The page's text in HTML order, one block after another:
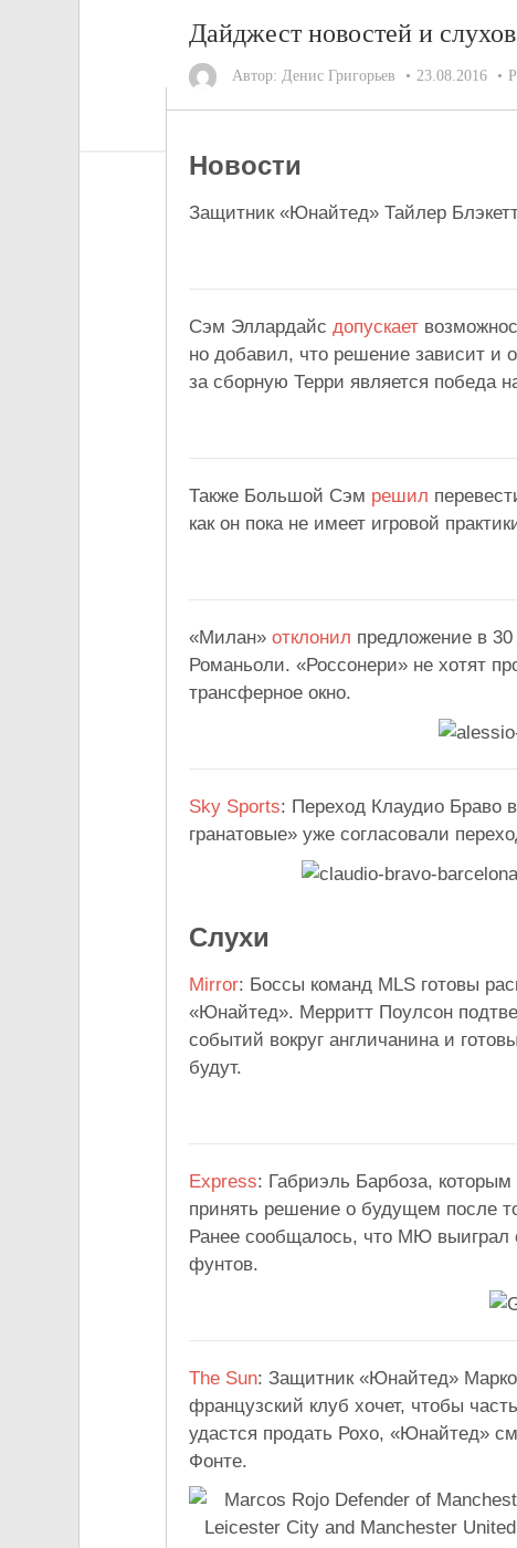
Дайджест новостей и слухов
Автор: Денис Григорьев 23.08.2016
Новости
Защитник «Юнайтед» Тайлер
Сэм Эллардайс допускает
но добавил, что решение зависит и
за сборную Терри является победа
Также Большой Сэм решил
как он пока не имеет игровой
«Милан» отклонил предложение в
Романьоли. «Россонери» не хотят
трансферное окно.
Sky Sports: Переход Клаудио Браво
гранатовые» уже согласовали
Слухи
Mirror: Боссы команд MLS готовы
«Юнайтед». Мерритт Поулсон
событий вокруг англичанина и
будут.
Express: Габриэль Барбоза,
принять решение о будущем после
Ранее сообщалось, что МЮ выиграл
фунтов.
The Sun: Защитник «Юнайтед»
французский клуб хочет, чтобы
удастся продать Рохо, «Юнайтед»
Фонте.